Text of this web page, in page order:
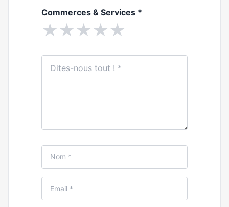
Commerces & Services *
★★★★★